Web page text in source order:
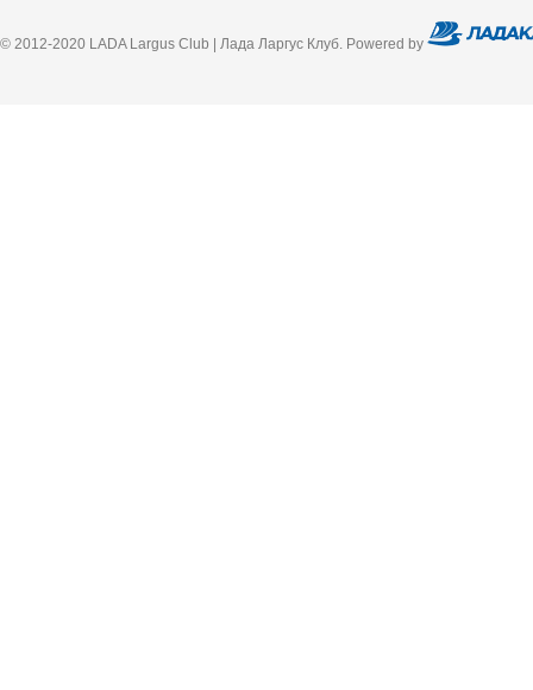
© 2012-2020 LADA Largus Club | Лада Ларгус Клуб. Powered by